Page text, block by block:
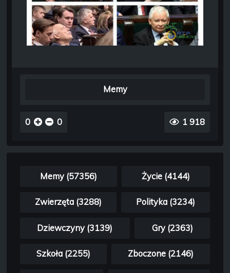
Memy
0 0 1 918
Memy (57356) Życie (4144)
Zwierzęta (3288) Polityka (3234)
Dziewczyny (3139) Gry (2363)
Szkoła (2255) Zboczone (2146)